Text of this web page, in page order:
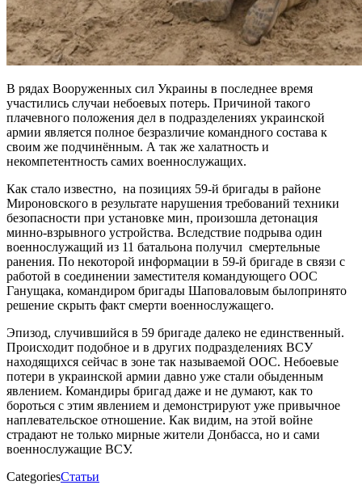
В рядах Вооруженных сил Украины в последнее время
участились случаи небоевых потерь. Причиной такого
плачевного положения дел в подразделениях украинской
армии является полное безразличие командного состава к
своим же подчинённым. А так же халатность и
некомпетентность самих военнослужащих.
Как стало известно, на позициях 59-й бригады в районе
Мироновского в результате нарушения требований техники
безопасности при установке мин, произошла детонация
минно-взрывного устройства. Вследствие подрыва один
военнослужащий из 11 батальона получил смертельные
ранения. По некоторой информации в 59-й бригаде в связи с
работой в соединении заместителя командующего ООС
Ганущака, командиром бригады Шаповаловым былопринято
решение скрыть факт смерти военнослужащего.
Эпизод, случившийся в 59 бригаде далеко не единственный.
Происходит подобное и в других подразделениях ВСУ
находящихся сейчас в зоне так называемой ООС. Небоевые
потери в украинской армии давно уже стали обыденным
явлением. Командиры бригад даже и не думают, как то
бороться с этим явлением и демонстрируют уже привычное
наплевательское отношение. Как видим, на этой войне
страдают не только мирные жители Донбасса, но и сами
военнослужащие ВСУ.
CategoriesСтатьи